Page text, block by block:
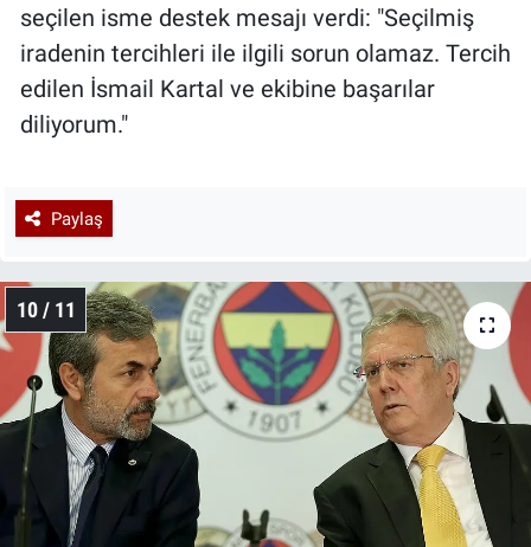
seçilen isme destek mesajı verdi: "Seçilmiş
iradenin tercihleri ile ilgili sorun olamaz. Tercih
edilen İsmail Kartal ve ekibine başarılar
diliyorum."
Paylaş
10 / 11